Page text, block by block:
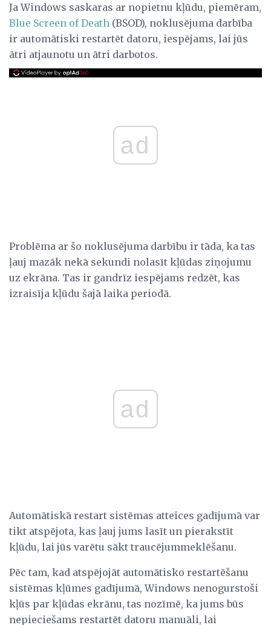
Ja Windows saskaras ar nopietnu kļūdu, piemēram,
Blue Screen of Death (BSOD), noklusējuma darbība
ir automātiski restartēt datoru, iespējams, lai jūs
ātri atjaunotu un ātri darbotos.
ad
Problēma ar šo noklusējuma darbību ir tāda, ka tas
ļauj mazāk nekā sekundi nolasīt kļūdas ziņojumu
uz ekrāna. Tas ir gandrīz iespējams redzēt, kas
izraisīja kļūdu šajā laika periodā.
ad
Automātiskā restart sistēmas atteices gadījumā var
tikt atspējota, kas ļauj jums lasīt un pierakstīt
kļūdu, lai jūs varētu sākt traucējummeklēšanu.
Pēc tam, kad atspējojāt automātisko restartēšanu
sistēmas kļūmes gadījumā, Windows nenogurstoši
kļūs par kļūdas ekrānu, tas nozīmē, ka jums būs
nepieciešams restartēt datoru manuāli, lai